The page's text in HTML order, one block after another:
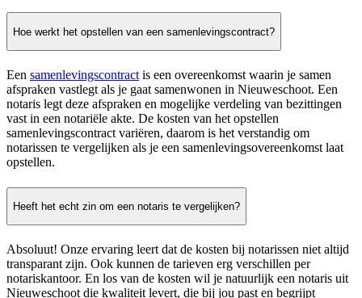
Hoe werkt het opstellen van een samenlevingscontract?
Een samenlevingscontract is een overeenkomst waarin je samen
afspraken vastlegt als je gaat samenwonen in Nieuweschoot. Een
notaris legt deze afspraken en mogelijke verdeling van bezittingen
vast in een notariële akte. De kosten van het opstellen
samenlevingscontract variëren, daarom is het verstandig om
notarissen te vergelijken als je een samenlevingsovereenkomst laat
opstellen.
Heeft het echt zin om een notaris te vergelijken?
Absoluut! Onze ervaring leert dat de kosten bij notarissen niet altijd
transparant zijn. Ook kunnen de tarieven erg verschillen per
notariskantoor. En los van de kosten wil je natuurlijk een notaris uit
Nieuweschoot die kwaliteit levert, die bij jou past en begrijpt